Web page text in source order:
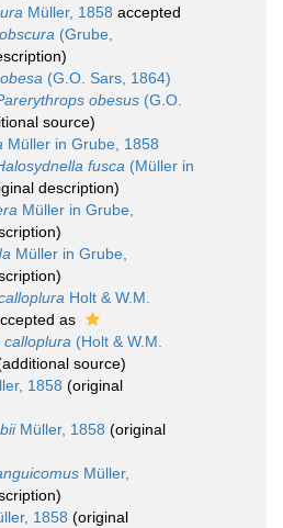
Müller, 1858 accepted
(Grube,
(G.O. Sars, 1864)
obesus (G.O.
source)
Müller in Grube, 1858
fusca (Müller in
description)
Müller in Grube,
Müller in Grube,
Holt & W.M.
as
(Holt & W.M.
source)
1858 (original
Müller, 1858 (original
Müller,
1858 (original